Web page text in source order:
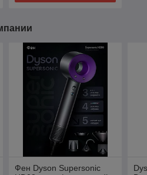
Фен Dyson Supersonic